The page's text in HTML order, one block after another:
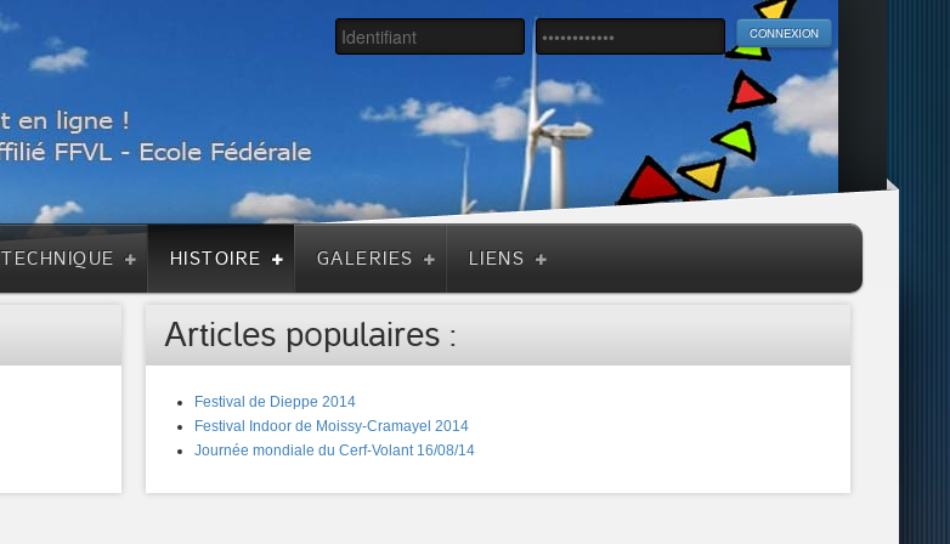
TECHNIQUE HISTOIRE GALERIES LIENS
Articles populaires :
Festival de Dieppe 2014
Festival Indoor de Moissy-Cramayel 2014
Journée mondiale du Cerf-Volant 16/08/14